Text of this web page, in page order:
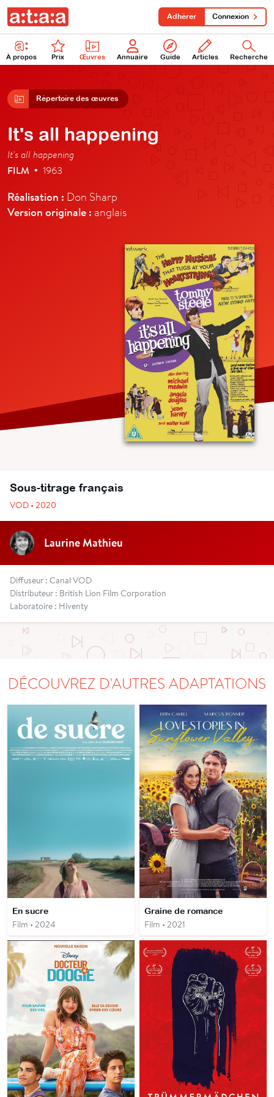
À propos Prix Œuvres Annuaire Guide Articles Recherche
Adhérer Connexion
Répertoire des œuvres
It's all happening
It's all happening
FILM • 1963
Réalisation : Don Sharp
Version originale : anglais
Sous-titrage français
VOD • 2020
Laurine Mathieu
Diffuseur : Canal VOD
Distributeur : British Lion Film Corporation
Laboratoire : Hiventy
DÉCOUVREZ D'AUTRES ADAPTATIONS
En sucre
Film • 2024
Graine de romance
Film • 2021